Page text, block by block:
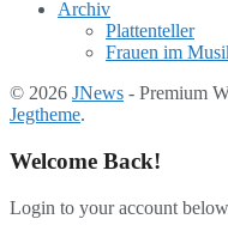
Archiv
Plattenteller
Frauen im
© 2026 JNews - Premium
Jegtheme.
Welcome Back!
Login to your account below